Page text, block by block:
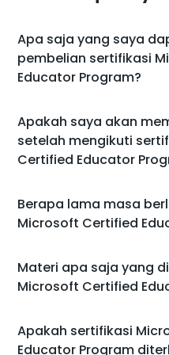
Apa saja yang saya
pembelian sertifikasi
Educator Program?
Dengan pembelian
Certified Educator
mendapatkan:
Tes praktek tanpa
platform CertPREP.
Semua fitur di atas
membantu kamu
Educator Program
Apakah saya akan
setelah mengikuti
Certified Educator
Walaupun mengikuti
Certified Educator
memberikan kamu
sertifikasi ini memiliki
kariermu. Dengan
mata rekruter,
untuk mendapatkan
Berapa lama masa
Microsoft Certified
Sertifikasi Microsoft
Program Certification ini
tahun, namun jangan
mengikuti ujian
Materi apa saja yang
Microsoft Certified
Dalam sertifikasi
Educator Program,
Apakah sertifikasi
Educator Program